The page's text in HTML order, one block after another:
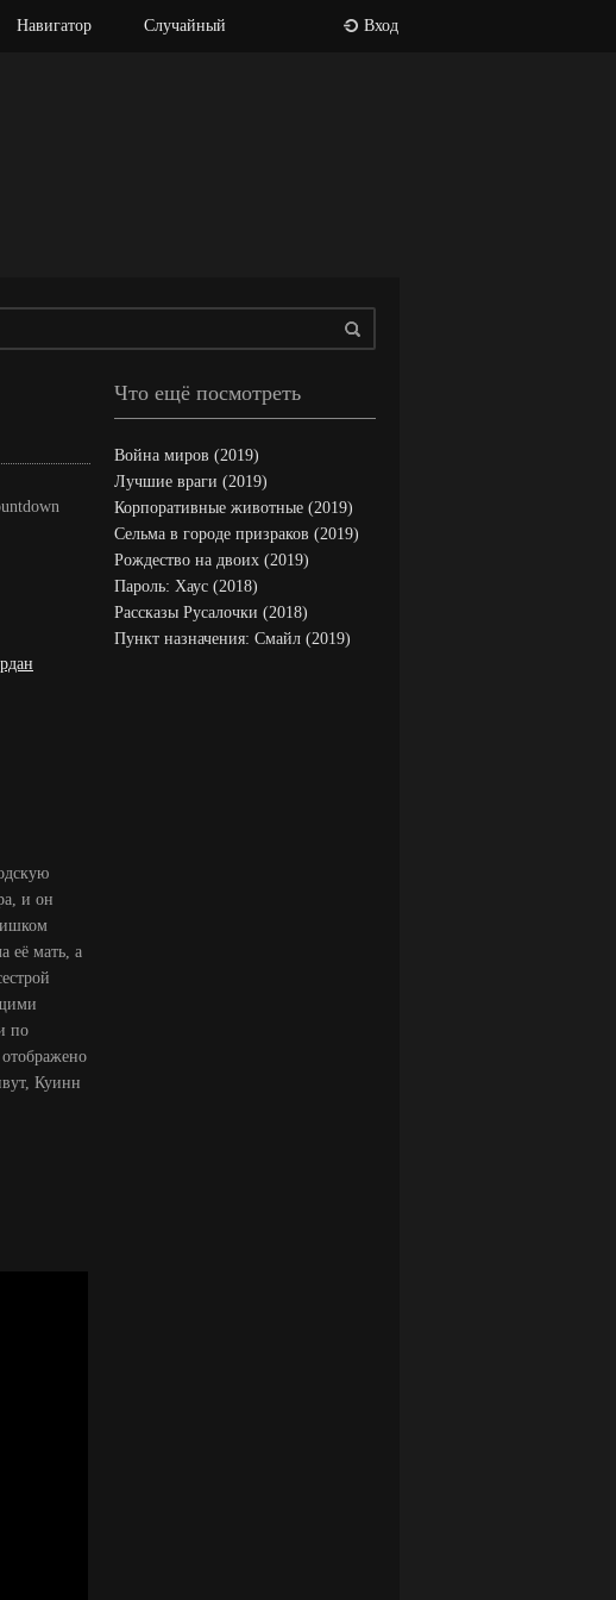
Навигатор Случайный Вход
и он
её мать, а
по
Куинн
Что ещё посмотреть
Война миров (2019)
Лучшие враги (2019)
Корпоративные животные (2019)
Сельма в городе призраков (2019)
Рождество на двоих (2019)
Пароль: Хаус (2018)
Рассказы Русалочки (2018)
Пункт назначения: Смайл (2019)